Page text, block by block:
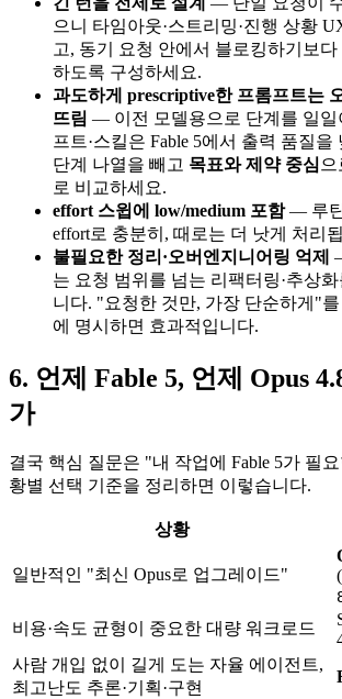
으니 타임아웃·스트리밍·진행 상황
고, 동기 요청 안에서 블로킹하기보
하도록 구성하세요.
과도하게 prescriptive한 프롬프트는
뜨림 — 이전 모델용으로 단계를 일일
프트·스킬은 Fable 5에서 출력 품질
단계 나열을 빼고 목표와 제약 중심
로 비교하세요.
effort 스윕에 low/medium 포함— 루틴
effort로 충분히, 때로는 더 낫게 처리
불필요한 정리·오버엔지니어링 억제
는 요청 범위를 넘는 리팩터링·추상
니다. "요청한 것만, 가장 단순하게"
에 명시하면 효과적입니다.
6. 언제 Fable 5, 언제 Opus
가
결국 핵심 질문은 "내 작업에 Fable 5가 필
황별 선택 기준을 정리하면 이렇습니다.
상황
일반적인 "최신 Opus로 업그레이드"
(
비용·속도 균형이 중요한 대량 워크로드
사람 개입 없이 길게 도는 자율 에이전트,
최고난도 추론·기획·구현